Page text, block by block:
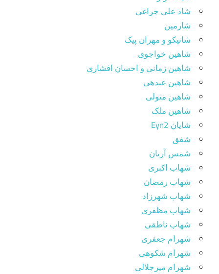
شاد علی چراغی
شارمین
شانیکو و مهران پیک
شاهین خواجوی
شاهین زمانی و احسان افشاری
شاهین عبدهی
شاهین متولی
شاهین ملک
شایان Eyn2
شفق
شمس آریان
شهاب اکبری
شهاب رمضان
شهاب شهرزاد
شهاب مظفری
شهاب ناطقی
شهرام جعفری
شهرام شکوهی
شهرام میرجلالی